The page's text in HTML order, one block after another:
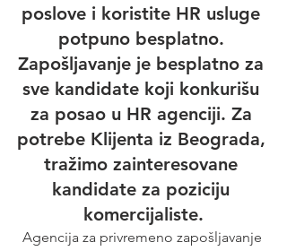
poslove i koristite HR usluge
potpuno besplatno.
Zapošljavanje je besplatno za
sve kandidate koji konkurišu
za posao u HR agenciji. Za
potrebe Klijenta iz Beograda,
tražimo zainteresovane
kandidate za poziciju
komercijaliste.
Agencija za privremeno zapošljavanje